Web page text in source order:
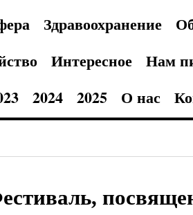
Здравоохранение
Интересное
Нам
2024 2025 О нас